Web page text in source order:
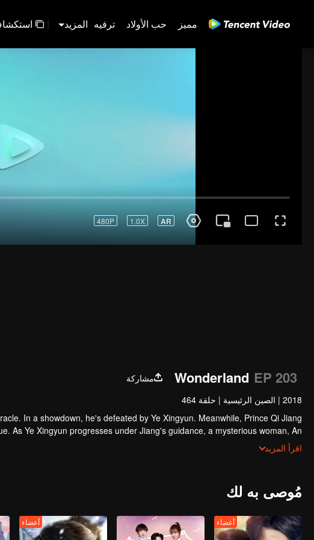
مميز حب الأولاد ترفيه المزيد |
01-30
Wonderland EP 203
مشاركة
2018
| الصين الرئيسية | حلقة 464
In a showdown, he's defeated by Ye Xingyun. Meanwhile, Prince Qi Jiang
As Ye Xingyun progresses under Jiang's guidance, a mysterious woman, An
and entangles herself in the feud between the Demon Lord and Ye Xingyun.
اقرأ المزيد
مُوصى به لك
أعضاء أعضاء